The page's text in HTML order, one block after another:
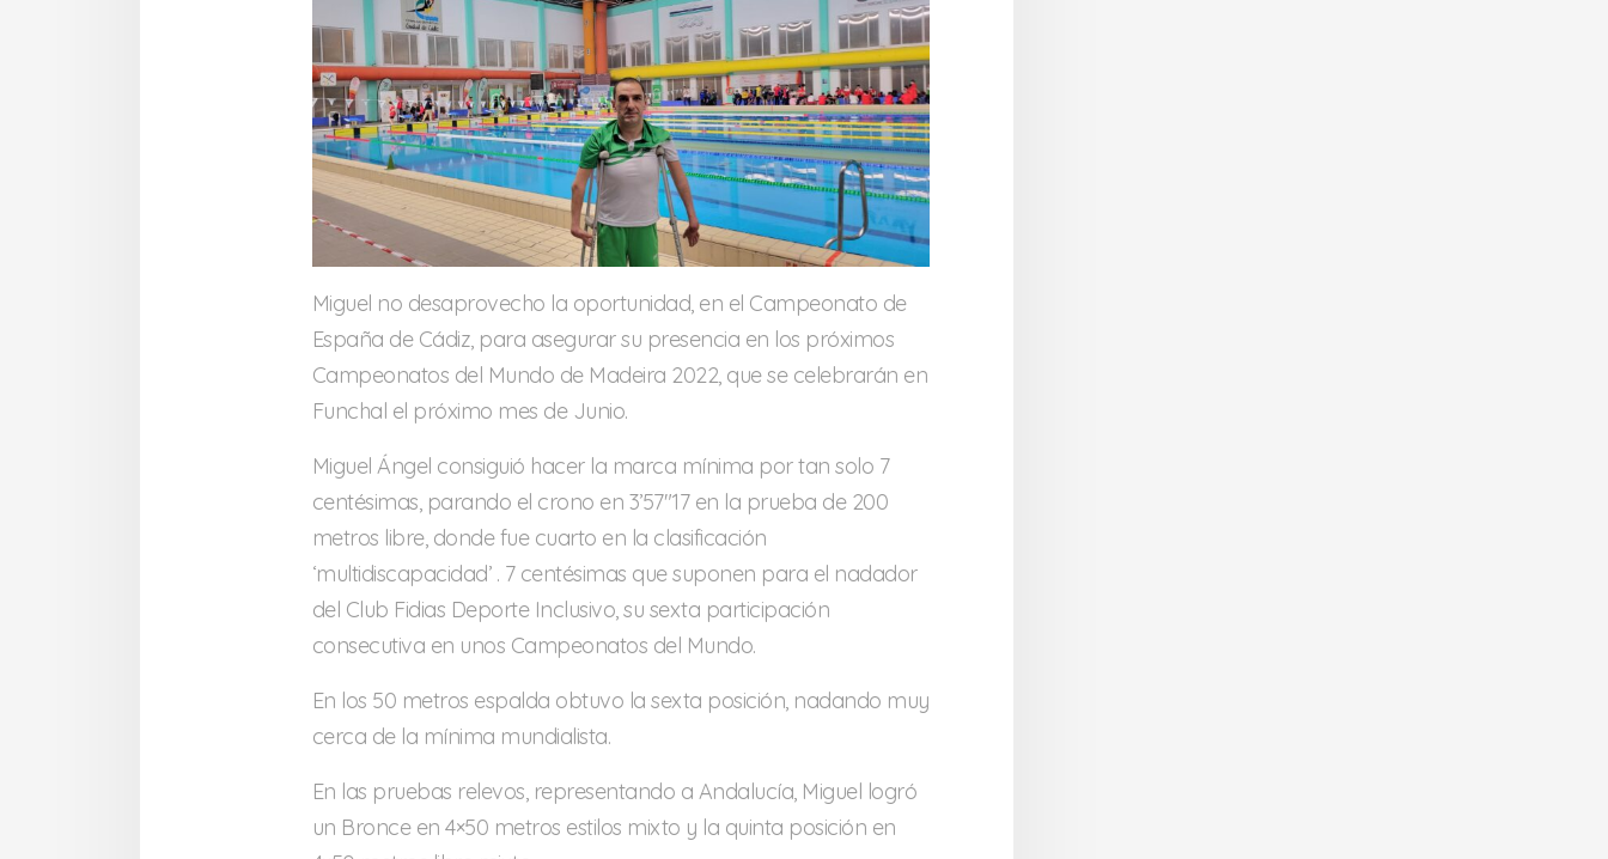
Miguel no desaprovecho la oportunidad, en el Campeonato de
España de Cádiz, para asegurar su presencia en los próximos
Campeonatos del Mundo de Madeira 2022, que se celebrarán en
Funchal el próximo mes de Junio.
Miguel Ángel consiguió hacer la marca mínima por tan solo 7
centésimas, parando el crono en 3’57″17 en la prueba de 200
metros libre, donde fue cuarto en la clasificación
‘multidiscapacidad’ . 7 centésimas que suponen para el nadador
del Club Fidias Deporte Inclusivo, su sexta participación
consecutiva en unos Campeonatos del Mundo.
En los 50 metros espalda obtuvo la sexta posición, nadando muy
cerca de la mínima mundialista.
En las pruebas relevos, representando a Andalucía, Miguel logró
un Bronce en 4×50 metros estilos mixto y la quinta posición en